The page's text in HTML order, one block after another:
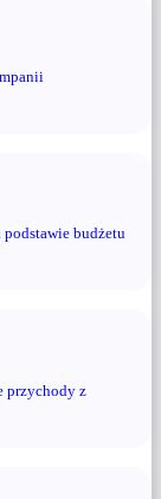
podstawie budżetu
przychody z